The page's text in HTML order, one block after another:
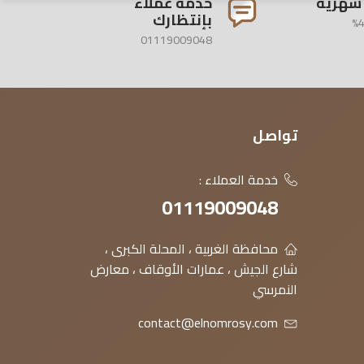
بإنتظارك
01119009048
تواصل
خدمة العملاء :
01119009048
محافظة الغربية ، المحلة الكبرى ،
شارع الجيش ، عمارات الأوقاف ، معارض
النمرسي
contact@elnomrosy.com